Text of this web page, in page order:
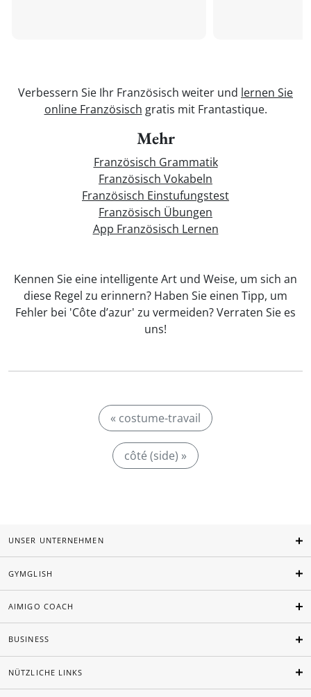
Verbessern Sie Ihr Französisch weiter und lernen Sie
online Französisch gratis mit Frantastique.
Mehr
Französisch Grammatik
Französisch Vokabeln
Französisch Einstufungstest
Französisch Übungen
App Französisch Lernen
Kennen Sie eine intelligente Art und Weise, um sich an
diese Regel zu erinnern? Haben Sie einen Tipp, um
Fehler bei 'Côte d’azur' zu vermeiden? Verraten Sie es
uns!
« costume-travail
côté (side) »
UNSER UNTERNEHMEN
GYMGLISH
AIMIGO COACH
BUSINESS
NÜTZLICHE LINKS